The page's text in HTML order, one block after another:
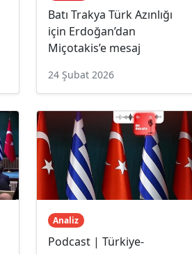
Batı Trakya Türk Azınlığı
için Erdoğan’dan
Miçotakis’e mesaj
24 Şubat 2026
Analiz
Podcast | Türkiye-